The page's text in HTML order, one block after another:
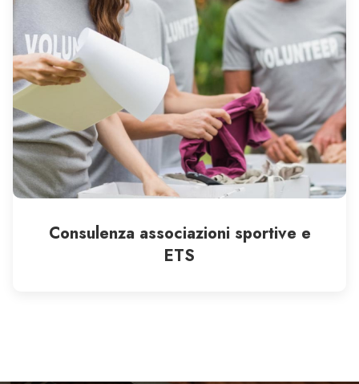
Consulenza associazioni sportive e
ETS